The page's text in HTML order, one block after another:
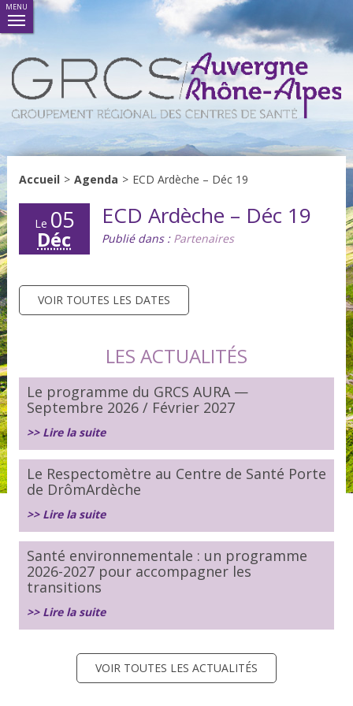
MENU
Accueil > Agenda > ECD Ardèche – Déc 19
Le 05
Déc
ECD Ardèche – Déc 19
Publié dans : Partenaires
VOIR TOUTES LES DATES
LES ACTUALITÉS
Le programme du GRCS AURA —
Septembre 2026 / Février 2027
>> Lire la suite
Le Respectomètre au Centre de Santé Porte
de DrômArdèche
>> Lire la suite
Santé environnementale : un programme
2026-2027 pour accompagner les
transitions
>> Lire la suite
VOIR TOUTES LES ACTUALITÉS